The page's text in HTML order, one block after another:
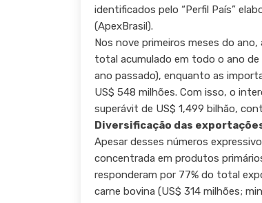
identificados pelo “Perfil País”
(ApexBrasil).
Nos nove primeiros meses do
total acumulado em todo o ano de
ano passado), enquanto as
US$ 548 milhões. Com isso, o
superávit de US$ 1,499 bilhão,
Diversificação das
Apesar desses números
concentrada em produtos
responderam por 77% do total
carne bovina (US$ 314 milhões;